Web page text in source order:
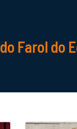
do Farol do